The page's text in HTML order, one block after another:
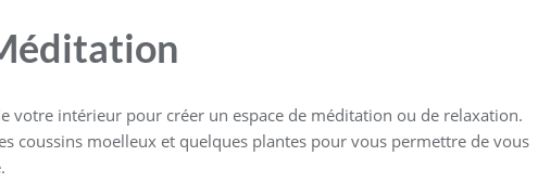
votre intérieur pour créer un espace de méditation ou de relaxation.
coussins moelleux et quelques plantes pour vous permettre de vous